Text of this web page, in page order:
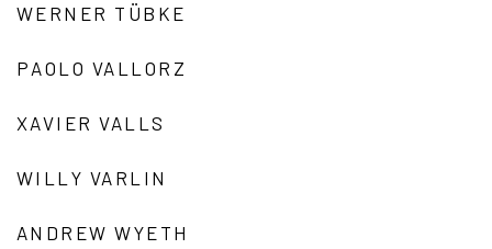
WERNER TÜBKE
PAOLO VALLORZ
XAVIER VALLS
WILLY VARLIN
ANDREW WYETH